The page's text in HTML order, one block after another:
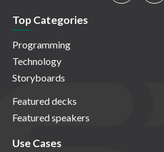
Top Categories
Programming
Technology
Storyboards
Featured decks
Featured speakers
Use Cases